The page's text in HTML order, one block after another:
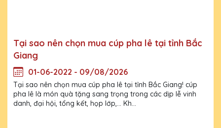
Tại sao nên chọn mua cúp pha lê tại tỉnh Bắc
Giang
01-06-2022 - 09/08/2026
Tại sao nên chọn mua cúp pha lê tại tỉnh Bắc Giang! cúp
pha lê là món quà tặng sang trọng trong các dịp lễ vinh
danh, đại hội, tổng kết, họp lớp,... Kh...